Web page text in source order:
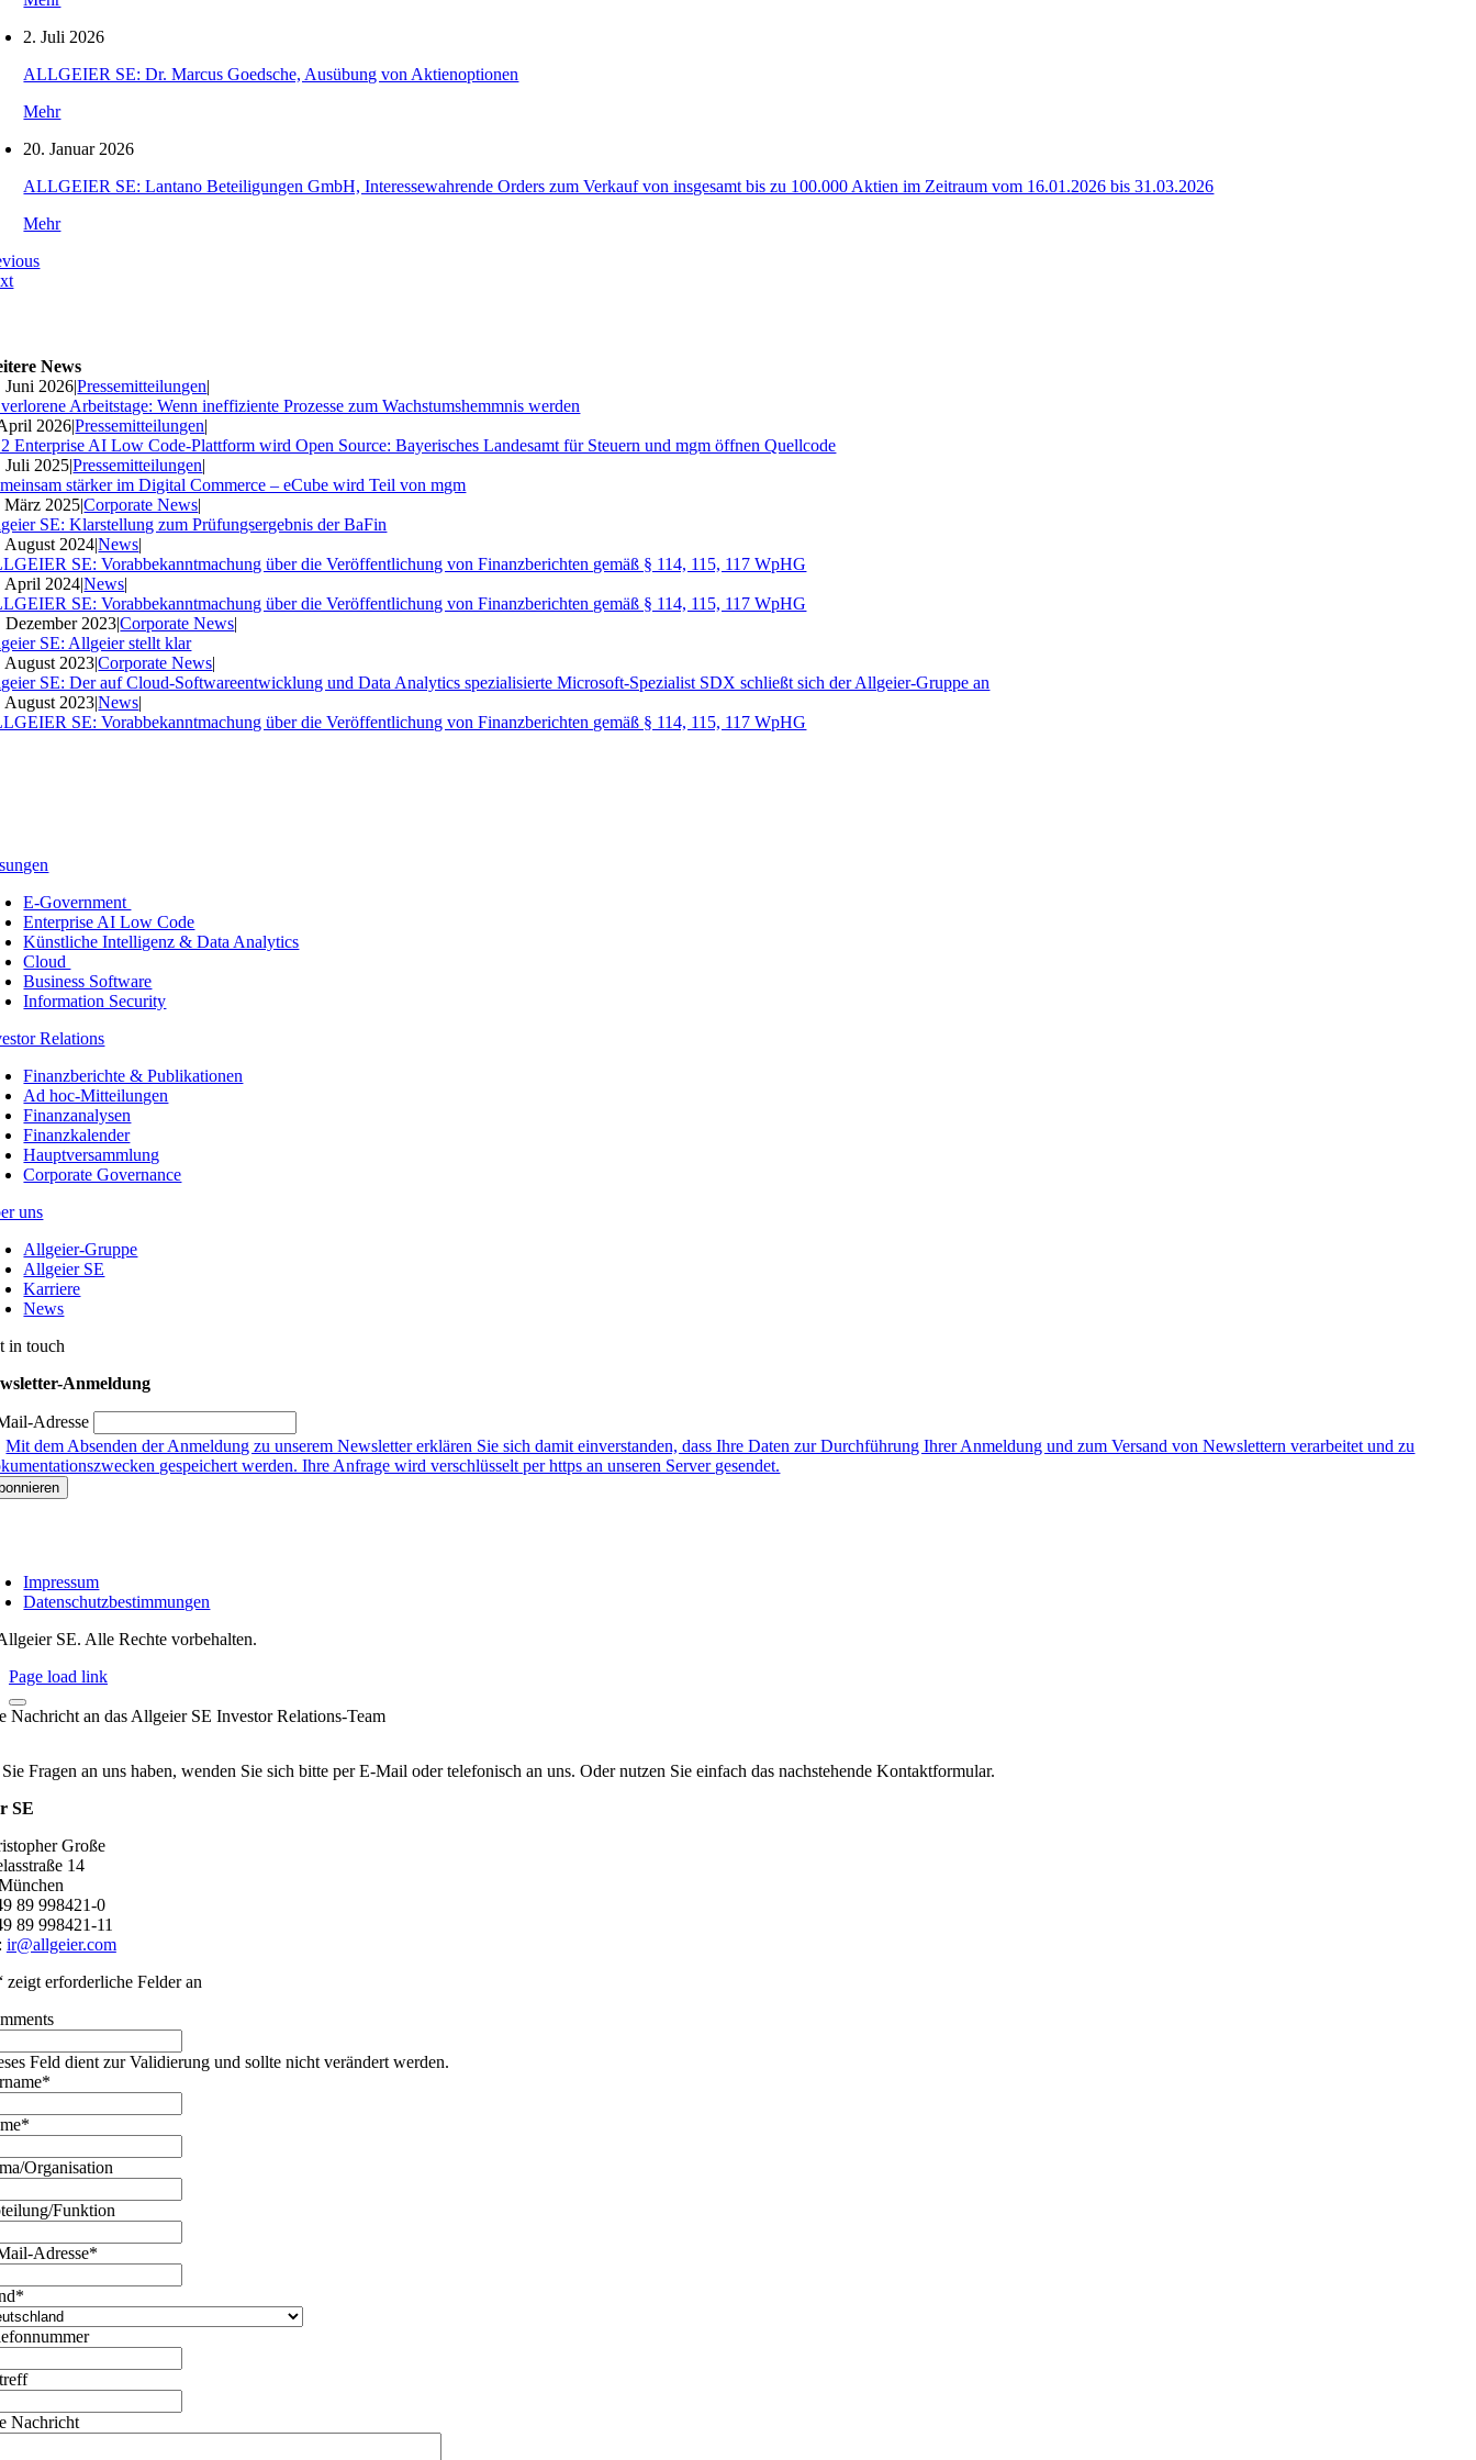
2. Juli 2026
ALLGEIER SE: Dr. Marcus Goedsche, Ausübung von Aktienoptionen
Mehr
20. Januar 2026
ALLGEIER SE: Lantano Beteiligungen GmbH, Interessewahrende Orders zum Verkauf von insgesamt bis zu 100.000 Aktien im Zeitraum vom 16.01.2026 bis 31.03.2026
Mehr
News
Juni 2026|Pressemitteilungen|
Arbeitstage: Wenn ineffiziente Prozesse zum Wachstumshemmnis werden
2026|Pressemitteilungen|
Enterprise AI Low Code-Plattform wird Open Source: Bayerisches Landesamt für Steuern und mgm öffnen Quellcode
Juli 2025|Pressemitteilungen|
stärker im Digital Commerce – eCube wird Teil von mgm
März 2025|Corporate News|
SE: Klarstellung zum Prüfungsergebnis der BaFin
August 2024|News|
SE: Vorabbekanntmachung über die Veröffentlichung von Finanzberichten gemäß § 114, 115, 117 WpHG
April 2024|News|
SE: Vorabbekanntmachung über die Veröffentlichung von Finanzberichten gemäß § 114, 115, 117 WpHG
Dezember 2023|Corporate News|
SE: Allgeier stellt klar
August 2023|Corporate News|
SE: Der auf Cloud-Softwareentwicklung und Data Analytics spezialisierte Microsoft-Spezialist SDX schließt sich der Allgeier-Gruppe an
August 2023|News|
SE: Vorabbekanntmachung über die Veröffentlichung von Finanzberichten gemäß § 114, 115, 117 WpHG
E-Government
Enterprise AI Low Code
Künstliche Intelligenz & Data Analytics
Cloud
Business Software
Information Security
Relations
Finanzberichte & Publikationen
Ad hoc-Mitteilungen
Finanzanalysen
Finanzkalender
Hauptversammlung
Corporate Governance
uns
Allgeier-Gruppe
Allgeier SE
Karriere
News
in touch
Anmeldung
Adresse
Mit dem Absenden der Anmeldung zu unserem Newsletter erklären Sie sich damit einverstanden, dass Ihre Daten zur Durchführung Ihrer Anmeldung und zum Versand von Newslettern verarbeitet und zu
gespeichert werden. Ihre Anfrage wird verschlüsselt per https an unseren Server gesendet.
Impressum
Datenschutzbestimmungen
SE. Alle Rechte vorbehalten.
Page load link
Nachricht an das Allgeier SE Investor Relations-Team
Fragen an uns haben, wenden Sie sich bitte per E-Mail oder telefonisch an uns. Oder nutzen Sie einfach das nachstehende Kontaktformular.
SE
Große
14
89 998421-0
89 998421-11
ir@allgeier.com
zeigt erforderliche Felder an
Feld dient zur Validierung und sollte nicht verändert werden.
*
*
Organisation
Funktion
Adresse*
*
Nachricht